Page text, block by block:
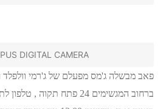
DIGITAL CAMERA
פאב מבשלה ג'מס מפעלם של ג'רמי וולפלד